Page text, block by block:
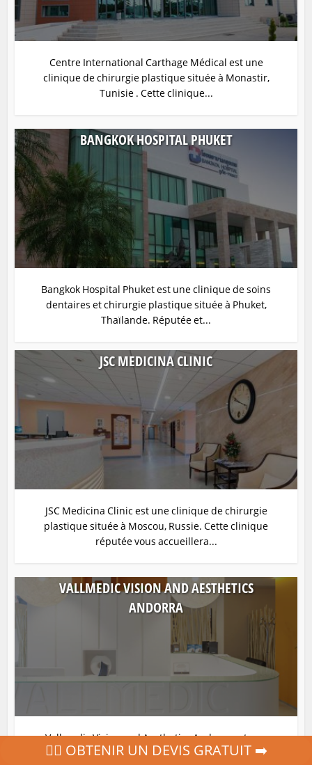
Centre International Carthage Médical est une
clinique de chirurgie plastique située à Monastir,
Tunisie . Cette clinique...
BANGKOK HOSPITAL PHUKET
Bangkok Hospital Phuket est une clinique de soins
dentaires et chirurgie plastique située à Phuket,
Thaïlande. Réputée et...
JSC MEDICINA CLINIC
JSC Medicina Clinic est une clinique de chirurgie
plastique située à Moscou, Russie. Cette clinique
réputée vous accueillera...
VALLMEDIC VISION AND AESTHETICS
ANDORRA
Vallmedic Vision and Aesthetics Andorra est une
clinique de chirurgie plastique située à Escaldes-
‍👩‍⚕ OBTENIR UN DEVIS GRATUIT ➡️